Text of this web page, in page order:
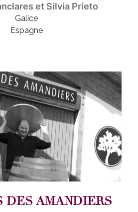
et Silvia Prieto
Galice
Espagne
DES AMANDIERS